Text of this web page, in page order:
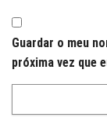
Guardar o meu
próxima vez que